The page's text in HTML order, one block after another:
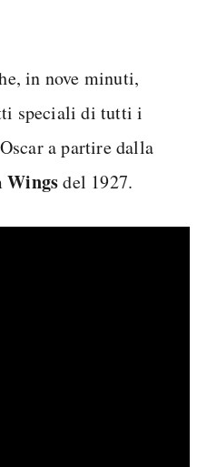
in nove minuti,
speciali di tutti i
a partire dalla
Wingsdel 1927.